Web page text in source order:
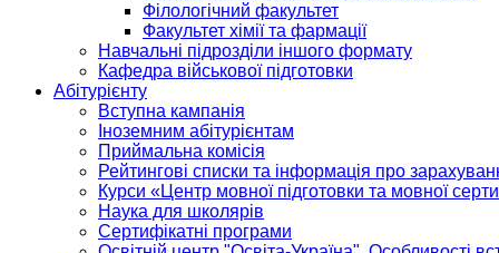
Філологічний факультет
Факультет хімії та фармації
Навчальні підрозділи іншого формату
Кафедра військової підготовки
Абітурієнту
Вступна кампанія
Іноземним абітурієнтам
Приймальна комісія
Рейтингові списки та інформація про
Курси «Центр мовної підготовки та мовної
Наука для школярів
Сертифікатні програми